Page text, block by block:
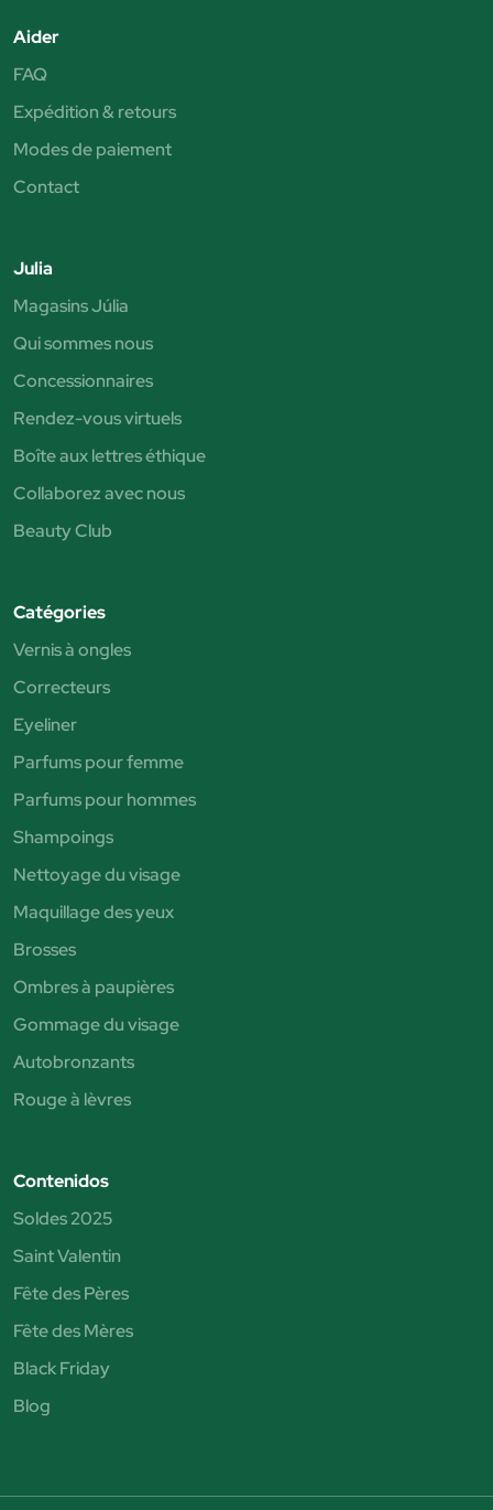
Aider
FAQ
Expédition & retours
Modes de paiement
Contact
Julia
Magasins Júlia
Qui sommes nous
Concessionnaires
Rendez-vous virtuels
Boîte aux lettres éthique
Collaborez avec nous
Beauty Club
Catégories
Vernis à ongles
Correcteurs
Eyeliner
Parfums pour femme
Parfums pour hommes
Shampoings
Nettoyage du visage
Maquillage des yeux
Brosses
Ombres à paupières
Gommage du visage
Autobronzants
Rouge à lèvres
Contenidos
Soldes 2025
Saint Valentin
Fête des Pères
Fête des Mères
Black Friday
Blog